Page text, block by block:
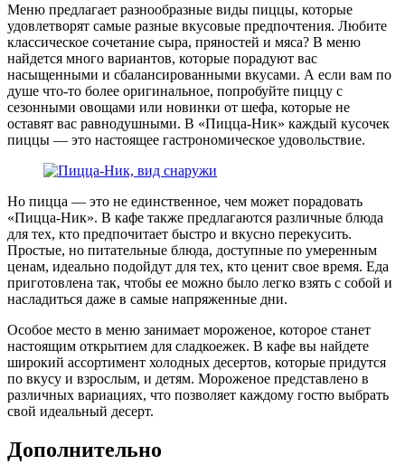
Меню предлагает разнообразные виды пиццы, которые
удовлетворят самые разные вкусовые предпочтения. Любите
классическое сочетание сыра, пряностей и мяса? В меню
найдется много вариантов, которые порадуют вас
насыщенными и сбалансированными вкусами. А если вам по
душе что-то более оригинальное, попробуйте пиццу с
сезонными овощами или новинки от шефа, которые не
оставят вас равнодушными. В «Пицца-Ник» каждый кусочек
пиццы — это настоящее гастрономическое удовольствие.
Но пицца — это не единственное, чем может порадовать
«Пицца-Ник». В кафе также предлагаются различные блюда
для тех, кто предпочитает быстро и вкусно перекусить.
Простые, но питательные блюда, доступные по умеренным
ценам, идеально подойдут для тех, кто ценит свое время. Еда
приготовлена так, чтобы ее можно было легко взять с собой и
насладиться даже в самые напряженные дни.
Особое место в меню занимает мороженое, которое станет
настоящим открытием для сладкоежек. В кафе вы найдете
широкий ассортимент холодных десертов, которые придутся
по вкусу и взрослым, и детям. Мороженое представлено в
различных вариациях, что позволяет каждому гостю выбрать
свой идеальный десерт.
Дополнительно